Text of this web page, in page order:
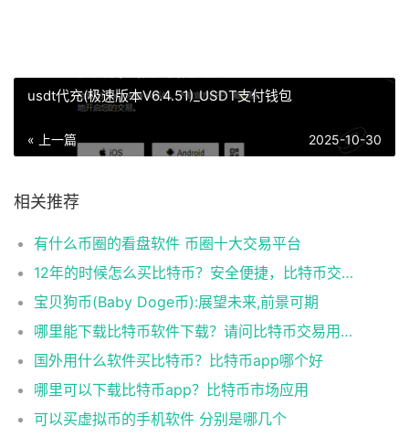
usdt代充(极速版本V6.4.51)_USDT支付钱包
« 上一篇 2025-10-30
相关推荐
有什么币圈的看盘软件 币圈十大交易平台
12年的时候怎么买比特币？安全便捷，比特币交易首选
宝贝狗币(Baby Doge币):展望未来,前景可期
哪里能下载比特币软件下载？请问比特币交易用什么软件
国外用什么软件买比特币？比特币app哪个好
哪里可以下载比特币app？比特币市场应用
可以买虚拟币的手机软件 分别是哪几个